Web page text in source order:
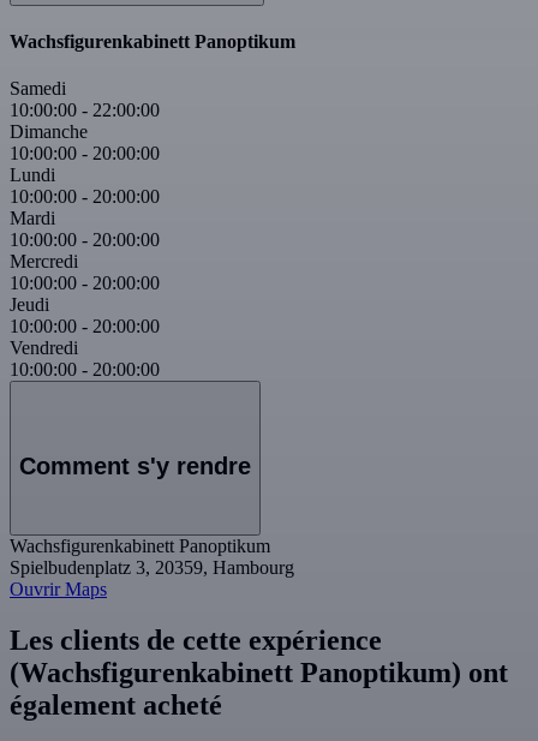
Wachsfigurenkabinett Panoptikum
Samedi
10:00:00 - 22:00:00
Dimanche
10:00:00 - 20:00:00
Lundi
10:00:00 - 20:00:00
Mardi
10:00:00 - 20:00:00
Mercredi
10:00:00 - 20:00:00
Jeudi
10:00:00 - 20:00:00
Vendredi
10:00:00 - 20:00:00
Comment s'y rendre
Wachsfigurenkabinett Panoptikum
Spielbudenplatz 3, 20359, Hambourg
Ouvrir Maps
Les clients de cette expérience
(Wachsfigurenkabinett Panoptikum) ont
également acheté